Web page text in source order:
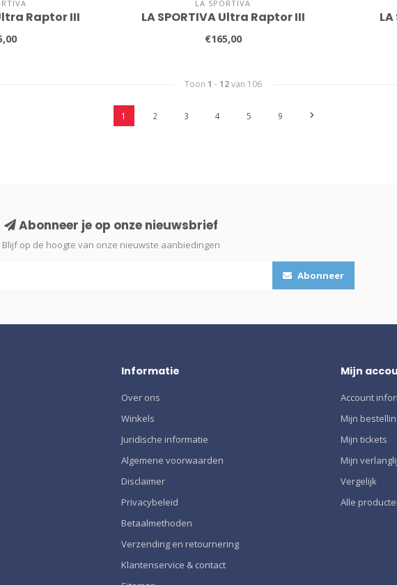
Raptor III
LA SPORTIVA
LA SPORTIVA Ultra Raptor III
€165,00
Toon 1 - 12van 106
1 2 3 4 5 9
Abonneer je op onze nieuwsbrief
Blijf op de hoogte van onze nieuwste aanbiedingen
Abonneer
Informatie
Over ons
Winkels
Juridische informatie
Algemene voorwaarden
Disclaimer
Privacybeleid
Betaalmethoden
Verzending en retournering
Klantenservice & contact
Mijn
Account
Mijn
Mijn tickets
Mijn
Vergelijk
Alle